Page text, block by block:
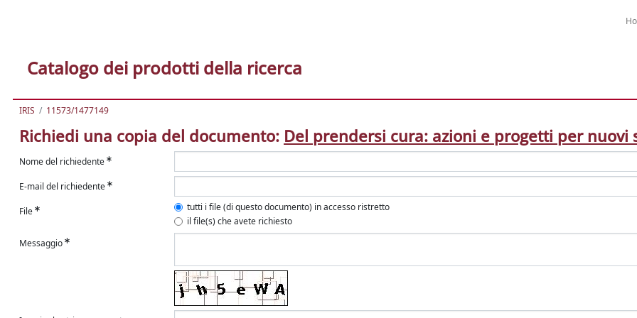
Catalogo dei prodotti della ricerca
IRIS 11573/1477149
Richiedi una copia del documento: Del prendersi cura: azioni e progetti per nuovi
Nome del richiedente
E-mail del richiedente
File
tutti i file (di questo documento) in accesso ristretto
il file(s) che avete richiesto
Messaggio